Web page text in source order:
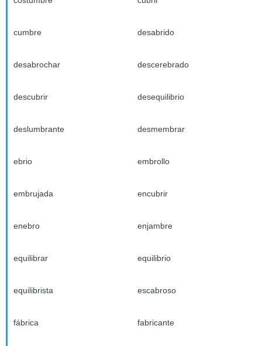
cumbre desabrido
desabrochar descerebrado
descubrir desequilibrio
deslumbrante desmembrar
ebrio embrollo
embrujada encubrir
enebro enjambre
equilibrar equilibrio
equilibrista escabroso
fábrica fabricante